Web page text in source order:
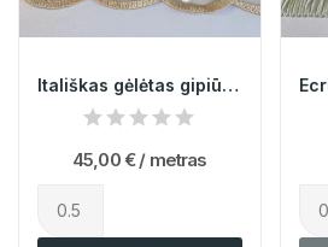
Itališkas gėlėtas gipiūras 002399
45,00 € / metras